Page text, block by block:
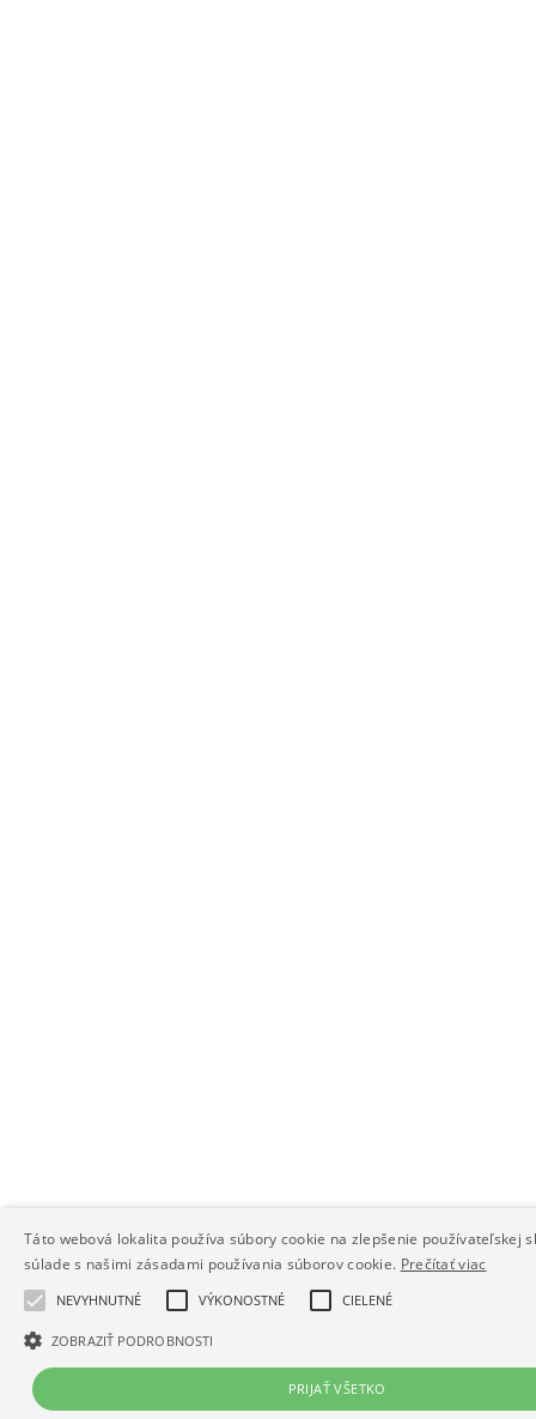
Táto webová lokalita používa súbory cookie na zlepšenie používateľskej
súlade s našimi zásadami používania súborov cookie. Prečítať viac
NEVYHNUTNÉ VÝKONOSTNÉ CIELENÉ
ZOBRAZIŤ PODROBNOSTI
PRIJAŤ VŠETKO